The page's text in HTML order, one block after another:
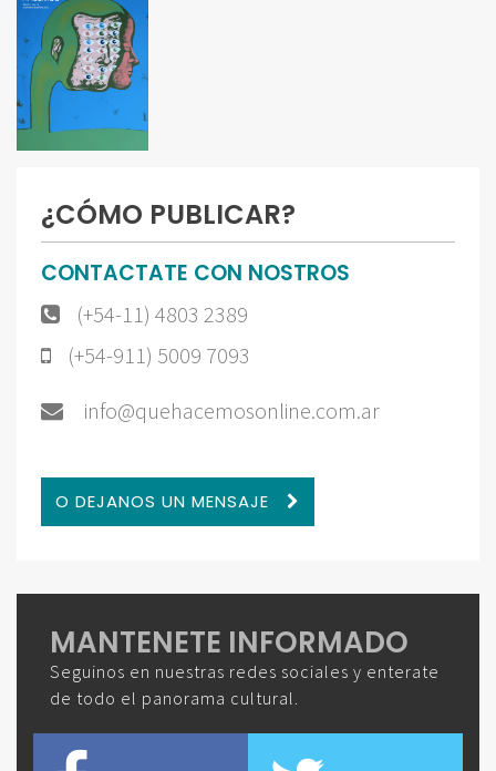
¿CÓMO PUBLICAR?
CONTACTATE CON NOSTROS
(+54-11) 4803 2389
(+54-911) 5009 7093
info@quehacemosonline.com.ar
O DEJANOS UN MENSAJE
MANTENETE INFORMADO
Seguinos en nuestras redes sociales y enterate
de todo el panorama cultural.